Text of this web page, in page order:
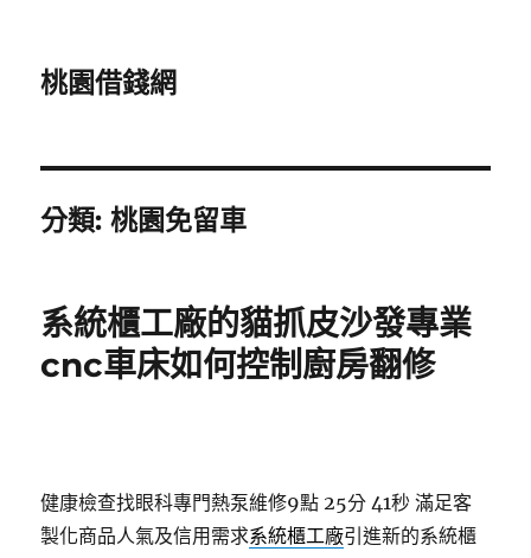
桃園借錢網
分類:桃園免留車
系統櫃工廠的貓抓皮沙發專業
cnc車床如何控制廚房翻修
健康檢查找眼科專門熱泵維修9點 25分 41秒 滿足客
製化商品人氣及信用需求系統櫃工廠引進新的系統櫃